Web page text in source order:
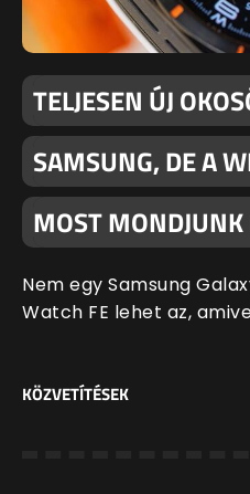
TELJESEN ÚJ
SAMSUNG, DE A
MOST MONDJUNK
Nem egy Samsung
Watch FE lehet az,
KÖZVETÍTÉSEK